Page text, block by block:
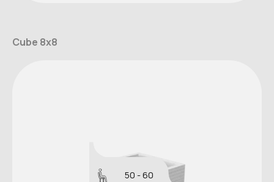
Cube 8x8
50 - 60